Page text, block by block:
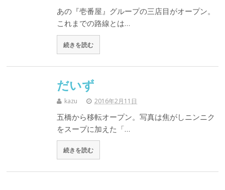
あの『壱番屋』グループの三店目がオープン。
これまでの路線とは…
続きを読む
だいず
kazu 2016年2月11日
五橋から移転オープン。写真は焦がしニンニク
をスープに加えた「…
続きを読む